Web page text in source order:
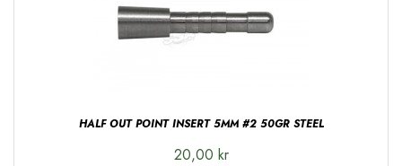
HALF OUT POINT INSERT 5MM #2 50GR STEEL
20,00 kr